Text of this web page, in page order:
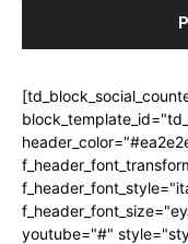
youtube="#"